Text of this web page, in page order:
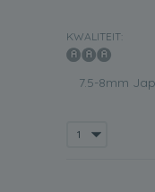
KWALITEIT:
7.5-8mm